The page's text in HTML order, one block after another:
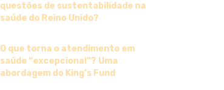
questões de sustentabilidade na
saúde do Reino Unido?
O que torna o atendimento em
saúde “excepcional”? Uma
abordagem do King’s Fund